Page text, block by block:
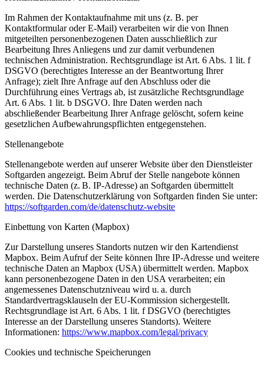
Im Rahmen der Kontaktaufnahme mit uns (z. B. per
Kontaktformular oder E-Mail) verarbeiten wir die von Ihnen
mitgeteilten personenbezogenen Daten ausschließlich zur
Bearbeitung Ihres Anliegens und zur damit verbundenen
technischen Administration. Rechtsgrundlage ist Art. 6 Abs. 1 lit. f
DSGVO (berechtigtes Interesse an der Beantwortung Ihrer
Anfrage); zielt Ihre Anfrage auf den Abschluss oder die
Durchführung eines Vertrags ab, ist zusätzliche Rechtsgrundlage
Art. 6 Abs. 1 lit. b DSGVO. Ihre Daten werden nach
abschließender Bearbeitung Ihrer Anfrage gelöscht, sofern keine
gesetzlichen Aufbewahrungspflichten entgegenstehen.
Stellenangebote
Stellenangebote werden auf unserer Website über den Dienstleister
Softgarden angezeigt. Beim Abruf der Stelle nangebote können
technische Daten (z. B. IP-Adresse) an Softgarden übermittelt
werden. Die Datenschutzerklärung von Softgarden finden Sie unter:
https://softgarden.com/de/datenschutz-website
Einbettung von Karten (Mapbox)
Zur Darstellung unseres Standorts nutzen wir den Kartendienst
Mapbox. Beim Aufruf der Seite können Ihre IP-Adresse und weitere
technische Daten an Mapbox (USA) übermittelt werden. Mapbox
kann personenbezogene Daten in den USA verarbeiten; ein
angemessenes Datenschutzniveau wird u. a. durch
Standardvertragsklauseln der EU-Kommission sichergestellt.
Rechtsgrundlage ist Art. 6 Abs. 1 lit. f DSGVO (berechtigtes
Interesse an der Darstellung unseres Standorts). Weitere
Informationen: https://www.mapbox.com/legal/privacy
Cookies und technische Speicherungen